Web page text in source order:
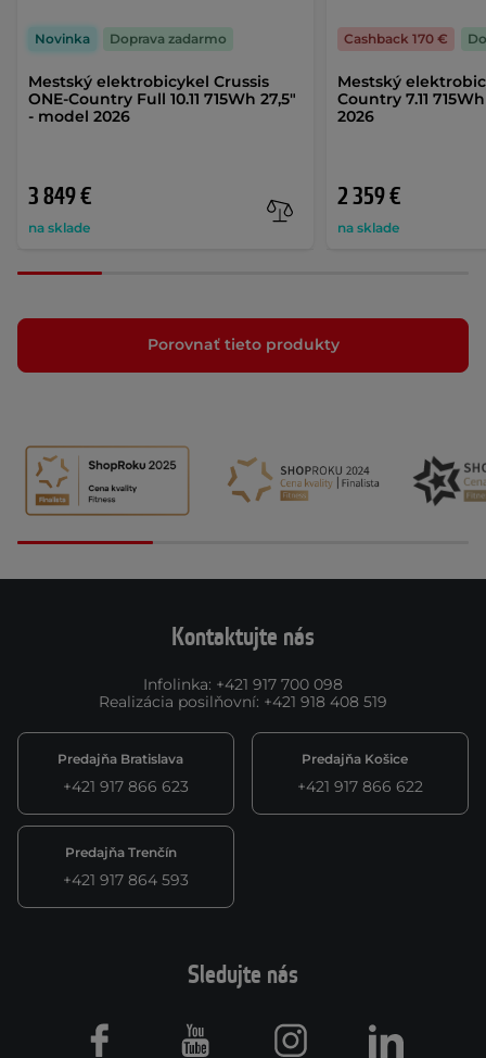
Mestský elektrobicykel Crussis
ONE-Country Full 10.11 715Wh 27,5"
- model 2026
3 849 €
na sklade
Novinka Doprava zadarmo
Mestský
Country 7.11
2026
2 359 €
na sklade
Cashback 170 €
Porovnať tieto produkty
Kontaktujte nás
Infolinka: +421 917 700 098
Realizácia posilňovní: +421 918 408 519
Predajňa Bratislava
+421 917 866 623
Predajňa Košice
+421 917 866 622
Predajňa Trenčín
+421 917 864 593
Sledujte nás
Facebook Youtube Instagram LinkedIn